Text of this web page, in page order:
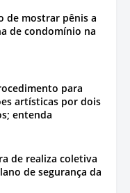
de mostrar pênis a
de condomínio na
para
artísticas por dois
entenda
de realiza coletiva
de segurança da